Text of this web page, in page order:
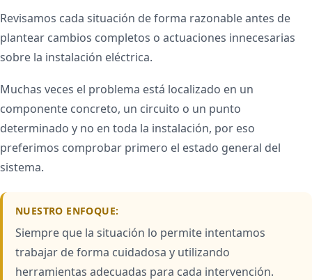
Revisamos cada situación de forma razonable antes de
plantear cambios completos o actuaciones innecesarias
sobre la instalación eléctrica.
Muchas veces el problema está localizado en un
componente concreto, un circuito o un punto
determinado y no en toda la instalación, por eso
preferimos comprobar primero el estado general del
sistema.
NUESTRO ENFOQUE:
Siempre que la situación lo permite intentamos
trabajar de forma cuidadosa y utilizando
herramientas adecuadas para cada intervención.